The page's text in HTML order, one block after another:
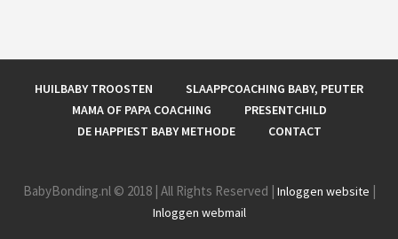
HUILBABY TROOSTEN
SLAAPPCOACHING BABY, PEUTER
MAMA OF PAPA COACHING
PRESENTCHILD
DE HAPPIEST BABY METHODE
CONTACT
BabyBonding.nl © 2018 | All Rights Reserved | Inloggen website
Inloggen webmail